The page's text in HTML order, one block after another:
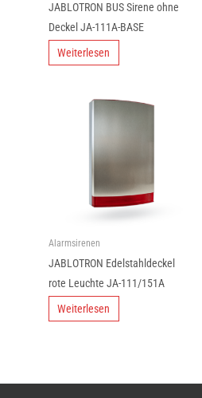
JABLOTRON BUS Sirene ohne
Deckel JA-111A-BASE
Weiterlesen
Alarmsirenen
JABLOTRON Edelstahldeckel
rote Leuchte JA-111/151A
Weiterlesen